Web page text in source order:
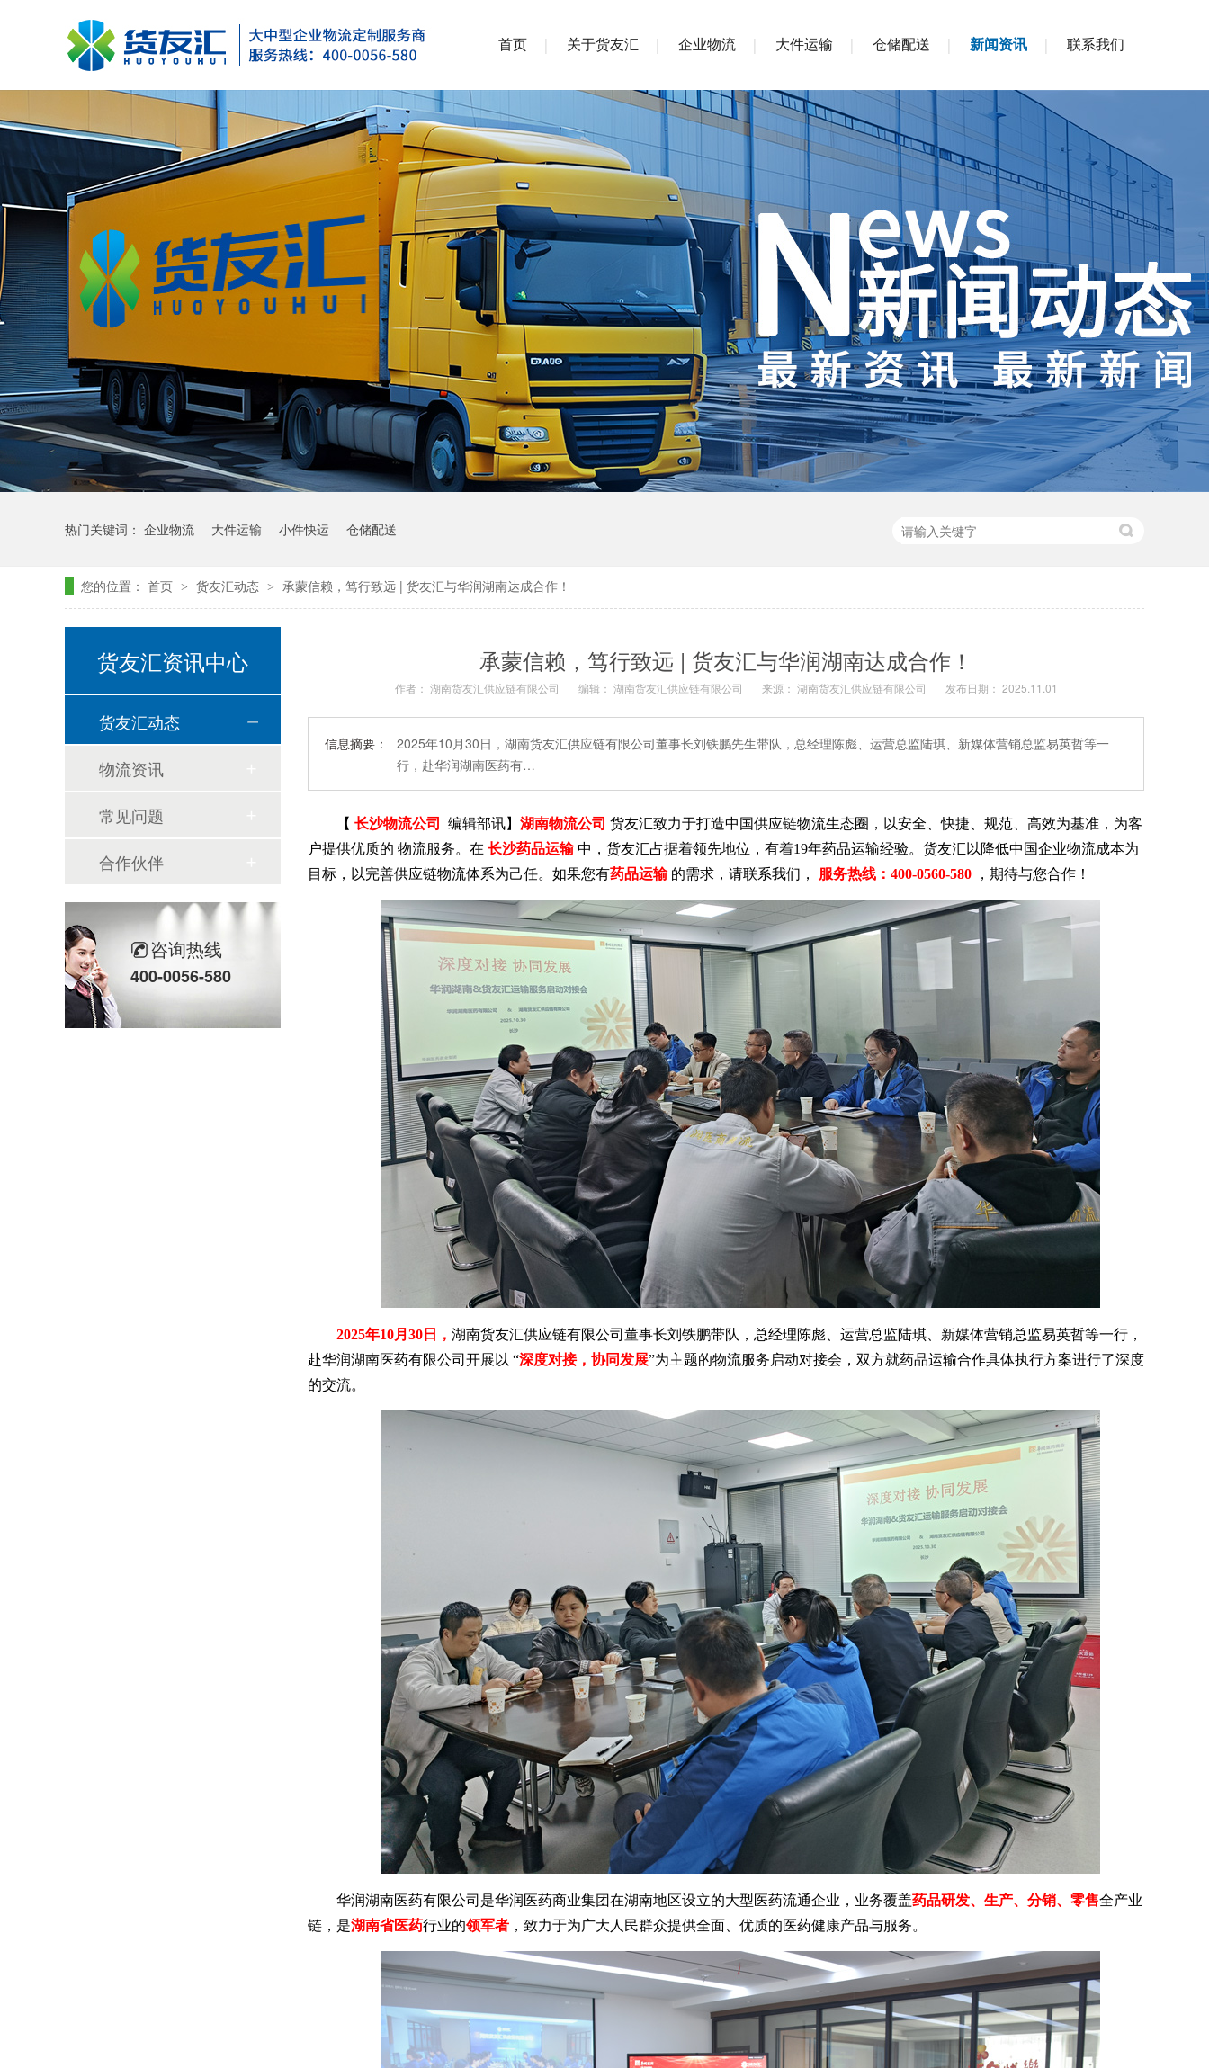
首页 关于货友汇 企业物流 大件运输 仓储配送 新闻资讯 联系我们
热门关键词： 企业物流 大件运输 小件快运 仓储配送
您的位置： 首页 > 货友汇动态 > 承蒙信赖，笃行致远 | 货友汇与华润湖南达成合作！
承蒙信赖，笃行致远 | 货友汇与华润湖南达成合作！
作者： 湖南货友汇供应链有限公司 编辑： 湖南货友汇供应链有限公司 来源： 湖南货友汇供应链有限公司 发布日期： 2025.11.01
信息摘要：
2025年10月30日，湖南货友汇供应链有限公司董事长刘铁鹏先生带队，总经理陈彪、运营总监陆琪、新媒体营销总监易英哲等一
行，赴华润湖南医药有…
【 长沙物流公司 编辑部讯】 湖南物流公司 货友汇致力于打造中国供应链物流生态圈，以安全、快捷、规范、高效为基准，为客
户提供优质的 物流服务。在 长沙药品运输 中，货友汇占据着领先地位，有着19年药品运输经验。货友汇以降低中国企业物流成本为
目标，以完善供应链物流体系为己任。如果您有药品运输 的需求，请联系我们， 服务热线：400-0560-580 ，期待与您合作！
2025年10月30日， 湖南货友汇供应链有限公司董事长刘铁鹏带队，总经理陈彪、运营总监陆琪、新媒体营销总监易英哲等一行，
赴华润湖南医药有限公司开展以 “深度对接，协同发展”为主题的物流服务启动对接会，双方就药品运输合作具体执行方案进行了深度
的交流。
华润湖南医药有限公司是华润医药商业集团在湖南地区设立的大型医药流通企业，业务覆盖药品研发、生产、分销、零售全产业
链，是湖南省医药行业的领军者 ，致力于为广大人民群众提供全面、优质的医药健康产品与服务。
货友汇资讯中心
货友汇动态
物流资讯
常见问题
合作伙伴
咨询热线
400-0056-580